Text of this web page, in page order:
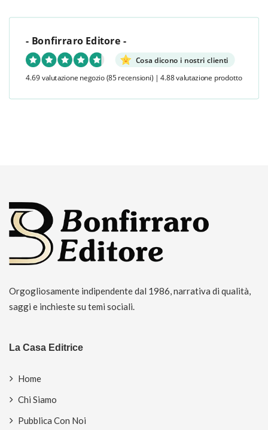
- Bonfirraro Editore -
Cosa dicono i nostri clienti
4.69 valutazione negozio (85 recensioni) | 4.88 valutazione prodotto
Orgogliosamente indipendente dal 1986, narrativa di qualità,
saggi e inchieste su temi sociali.
La Casa Editrice
Home
Chi Siamo
Pubblica Con Noi